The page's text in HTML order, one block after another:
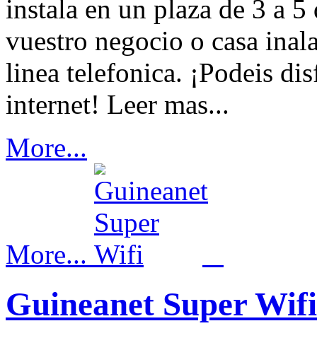
instala en un plaza de 3 a
vuestro negocio o casa
linea telefonica. ¡Podeis
internet! Leer mas...
More...
More...
Guineanet Super Wifi